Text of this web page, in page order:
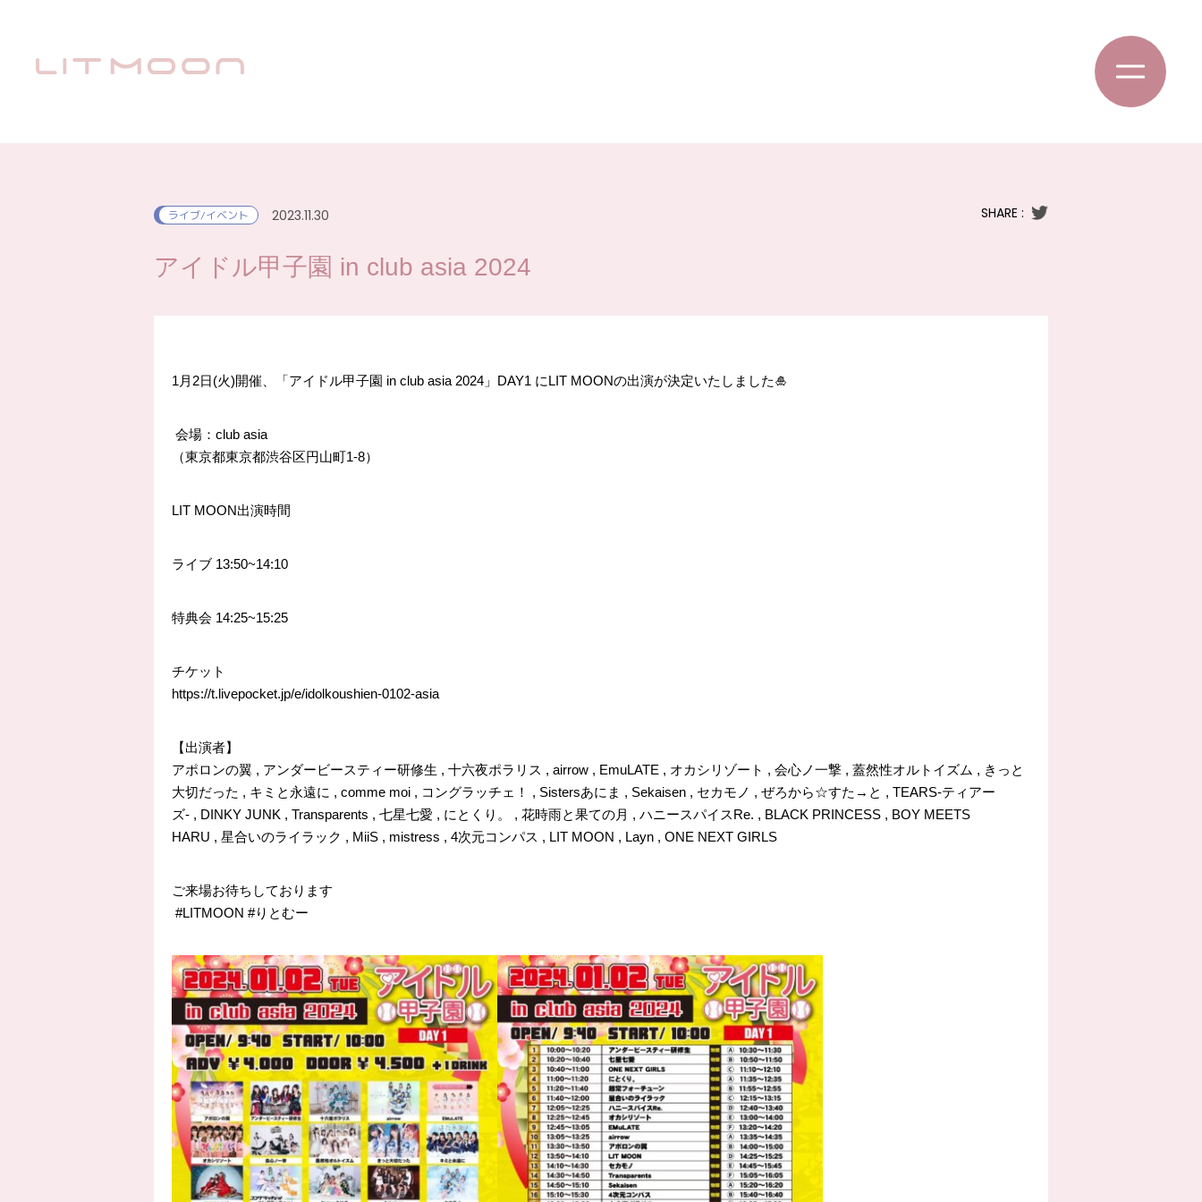
ライブ/イベント 2023.11.30 SHARE :
アイドル甲子園 in club asia 2024
1月2日(火)開催、「アイドル甲子園 in club asia 2024」DAY1 にLIT MOONの出演が決定いたしました🎍
会場：club asia
（東京都東京都渋谷区円山町1-8）
LIT MOON出演時間
ライブ 13:50~14:10
特典会 14:25~15:25
チケット
https://t.livepocket.jp/e/idolkoushien-0102-asia
【出演者】
アポロンの翼 , アンダービースティー研修生 , 十六夜ポラリス , airrow , EmuLATE , オカシリゾート , 会心ノ一撃 , 蓋然性オルトイズム , きっと
大切だった , キミと永遠に , comme moi , コングラッチェ！ , Sistersあにま , Sekaisen , セカモノ , ぜろから☆すた→と , TEARS-ティアー
ズ- , DINKY JUNK , Transparents , 七星七愛 , にとくり。 , 花時雨と果ての月 , ハニースパイスRe. , BLACK PRINCESS , BOY MEETS
HARU , 星合いのライラック , MiiS , mistress , 4次元コンパス , LIT MOON , Layn , ONE NEXT GIRLS
ご来場お待ちしております
#LITMOON #りとむー